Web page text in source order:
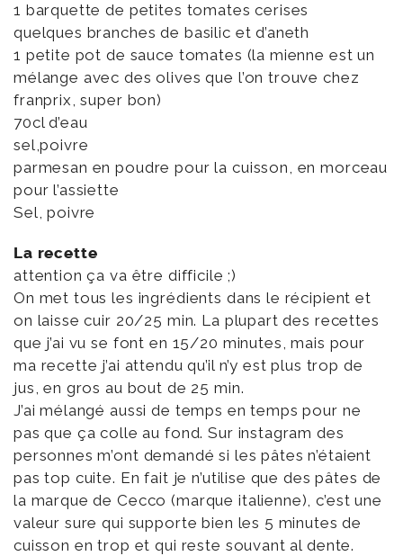
1 barquette de petites tomates cerises
quelques branches de basilic et d’aneth
1 petite pot de sauce tomates (la mienne est un
mélange avec des olives que l’on trouve chez
franprix, super bon)
70cl d’eau
sel,poivre
parmesan en poudre pour la cuisson, en morceau
pour l’assiette
Sel, poivre
La recette
attention ça va être difficile ;)
On met tous les ingrédients dans le récipient et
on laisse cuir 20/25 min. La plupart des recettes
que j’ai vu se font en 15/20 minutes, mais pour
ma recette j’ai attendu qu’il n’y est plus trop de
jus, en gros au bout de 25 min.
J’ai mélangé aussi de temps en temps pour ne
pas que ça colle au fond. Sur instagram des
personnes m’ont demandé si les pâtes n’étaient
pas top cuite. En fait je n’utilise que des pâtes de
la marque de Cecco (marque italienne), c’est une
valeur sure qui supporte bien les 5 minutes de
cuisson en trop et qui reste souvant al dente.